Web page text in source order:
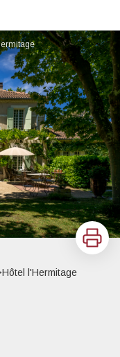
Imprimer
Hôtel l'Hermitage